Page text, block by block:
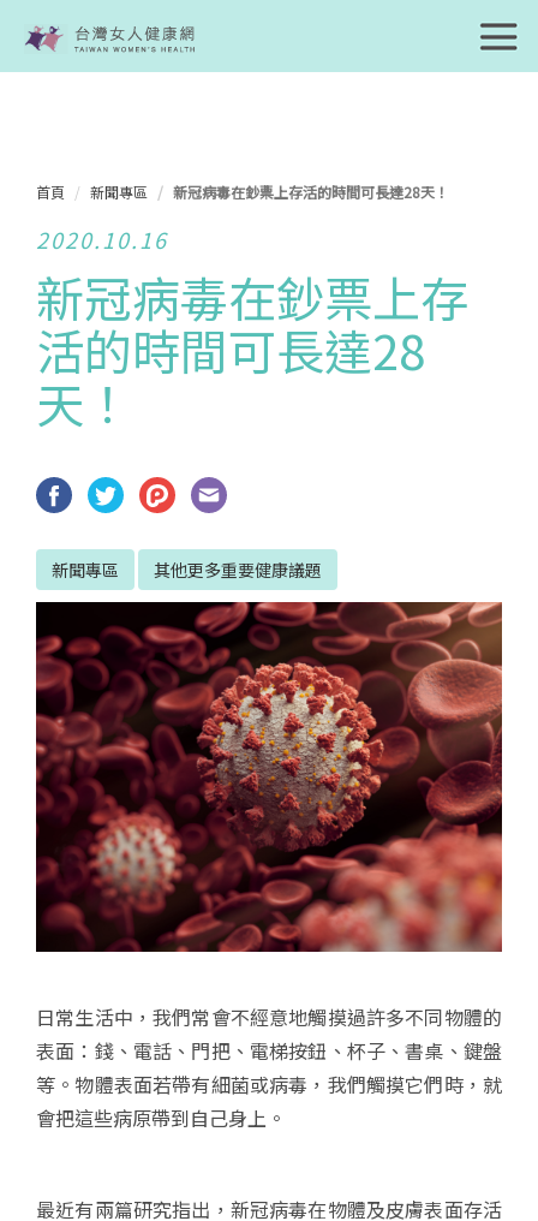
首頁 新聞專區 新冠病毒在鈔票上存活的時間可長達28天！
2020.10.16
新冠病毒在鈔票上存
活的時間可長達28
天！
新聞專區 其他更多重要健康議題
日常生活中，我們常會不經意地觸摸過許多不同物體的
表面：錢、電話、門把、電梯按鈕、杯子、書桌、鍵盤
等。物體表面若帶有細菌或病毒，我們觸摸它們時，就
會把這些病原帶到自己身上。
最近有兩篇研究指出，新冠病毒在物體及皮膚表面存活